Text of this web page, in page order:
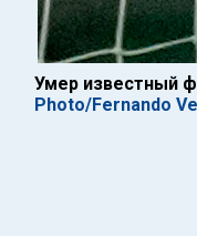
Умер известный
Photo/Fernando